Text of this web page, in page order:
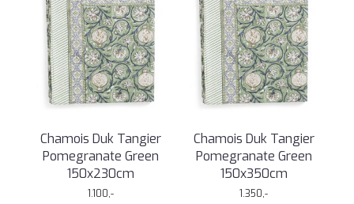
Chamois Duk Tangier
Pomegranate Green
150x230cm
1.100,-
Chamois Duk Tangier
Pomegranate Green
150x350cm
1.350,-